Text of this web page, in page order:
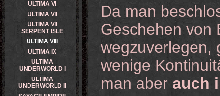
Da man
Geschehen von
wegzuverlegen,
wenige
man aber auch
ULTIMA VI
ULTIMA VII
ULTIMA VII
SERPENT ISLE
ULTIMA VIII
ULTIMA IX
ULTIMA
UNDERWORLD I
ULTIMA
UNDERWORLD II